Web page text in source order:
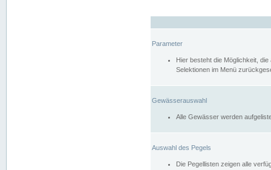
Parameter
Hier besteht die Möglichkeit,
Selektionen im Menü
Gewässerauswahl
Alle Gewässer werden
Auswahl des Pegels
Die Pegellisten zeigen alle